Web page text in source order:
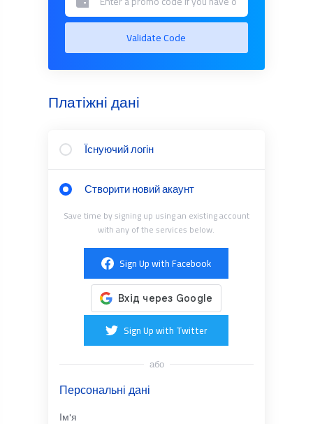
Validate Code
Платіжні дані
Їснуючий логін
Створити новий акаунт
Save time by signing up using an existing account
with any of the services below.
Sign Up with Facebook
Sign Up with Twitter
або
Персональні дані
Ім'я